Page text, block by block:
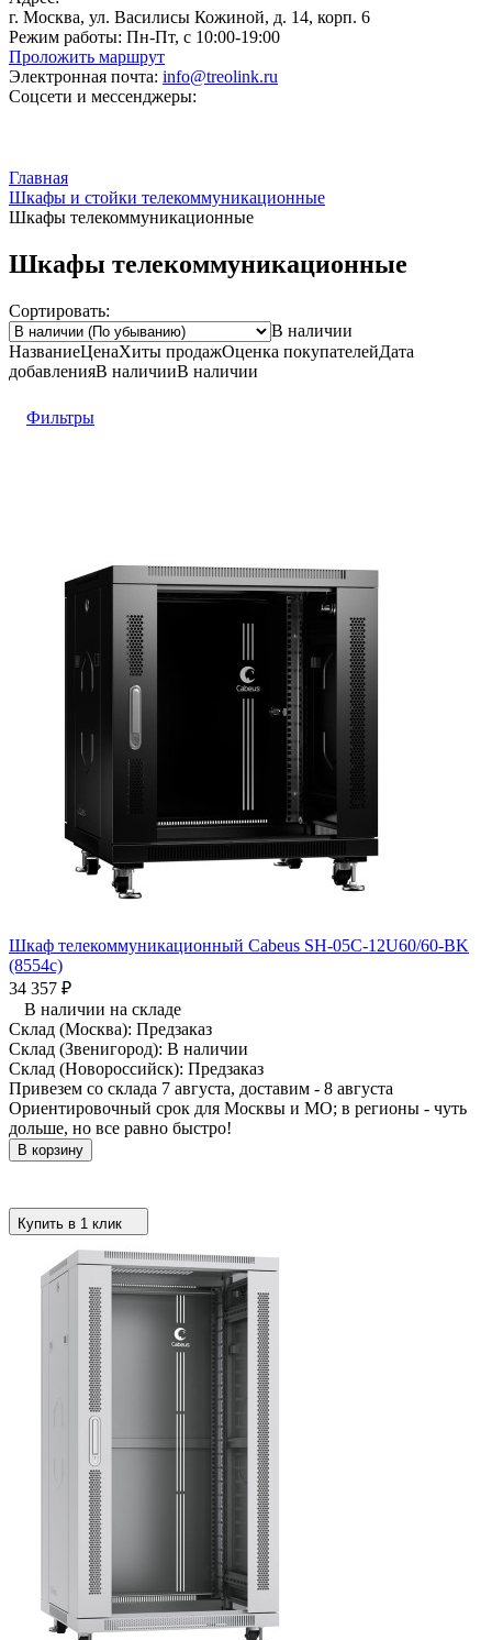
г. Москва, ул. Василисы Кожиной, д. 14, корп. 6
Режим работы: Пн-Пт, с 10:00-19:00
Проложить маршрут
Электронная почта: info@treolink.ru
Соцсети и мессенджеры:
Главная
Шкафы и стойки телекоммуникационные
Шкафы телекоммуникационные
Шкафы телекоммуникационные
Сортировать:
В наличии
НазваниеЦенаХиты продажОценка покупателейДата
добавленияВ наличииВ наличии
Фильтры
Шкаф телекоммуникационный Cabeus SH-05C-12U60/60-BK
(8554c)
34 357 ₽
В наличии на складе
Склад (Москва): Предзаказ
Склад (Звенигород): В наличии
Склад (Новороссийск): Предзаказ
Привезем со склада 7 августа, доставим - 8 августа
Ориентировочный срок для Москвы и МО; в регионы - чуть
дольше, но все равно быстро!
В корзину
Купить в 1 клик